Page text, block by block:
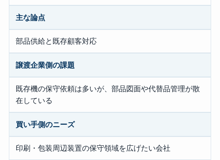
主な論点
部品供給と既存顧客対応
譲渡企業側の課題
既存機の保守依頼は多いが、部品図面や代替品管理が散
在している
買い手側のニーズ
印刷・包装周辺装置の保守領域を広げたい会社